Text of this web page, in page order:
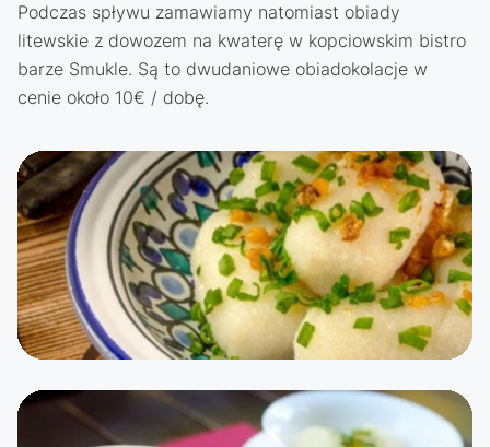
Podczas spływu zamawiamy natomiast obiady
litewskie z dowozem na kwaterę w kopciowskim bistro
barze Smukle. Są to dwudaniowe obiadokolacje w
cenie około 10€ / dobę.